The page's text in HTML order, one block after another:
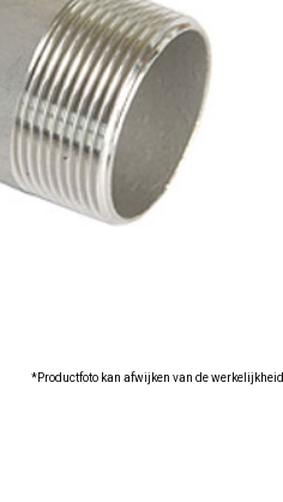
*Productfoto kan afwijken van de werkelijkheid